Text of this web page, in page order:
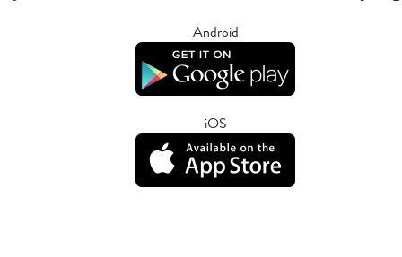
Android
iOS